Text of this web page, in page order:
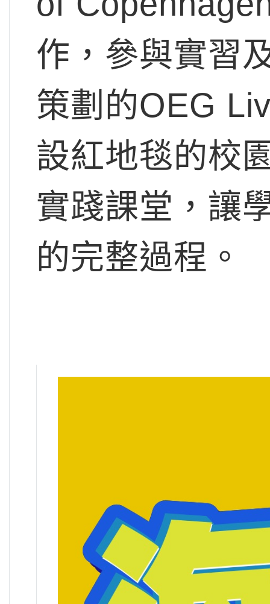
作，參與實習
策劃的OEG
設紅地毯的校
實踐課堂，讓
的完整過程。